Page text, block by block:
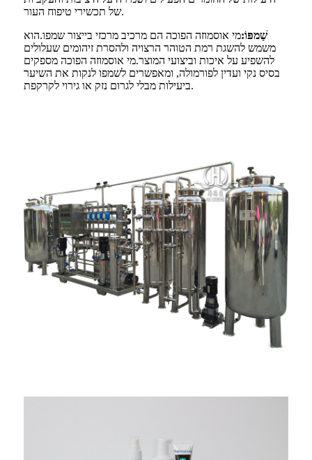
של תכשירי טיפוח העור.
שַׁמפּוֹ:מי אוסמוזה הפוכה הם מרכיב מרכזי בייצור שמפו.הוא
משמש להשגת רמת הטוהר הרצויה ולהסרת זיהומים שעלולים
להשפיע על איכות וביצועי המוצר.מי אוסמוזה הפוכה מספקים
בסיס נקי ועדין לפורמולה, ומאפשרים לשמפו לנקות את השיער
ביעילות מבלי לגרום נזק או גירוי לקרקפת.